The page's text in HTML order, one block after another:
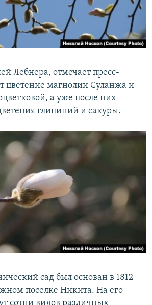
Лебнера, отмечает пресс-
цветение магнолии Суланжа и
а уже после них
глициний и сакуры.
сад был основан в 1812
поселке Никита. На его